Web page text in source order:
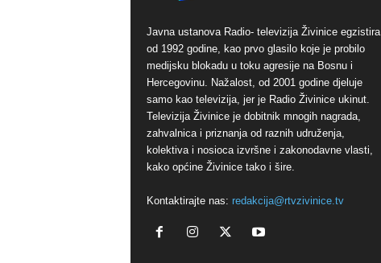
Javna ustanova Radio- televizija Živinice egzistira
od 1992 godine, kao prvo glasilo koje je probilo
medijsku blokadu u toku agresije na Bosnu i
Hercegovinu. Nažalost, od 2001 godine djeluje
samo kao televizija, jer je Radio Živinice ukinut.
Televizija Živinice je dobitnik mnogih nagrada,
zahvalnica i priznanja od raznih udruženja,
kolektiva i nosioca izvršne i zakonodavne vlasti,
kako općine Živinice tako i šire.
Kontaktirajte nas: redakcija@rtvzivinice.tv